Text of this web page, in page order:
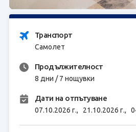
Транспорт
Самолет
Продължителност
8 дни / 7 нощувки
Дати на отпътуване
07.10.2026 г., 21.10.2026 г.,